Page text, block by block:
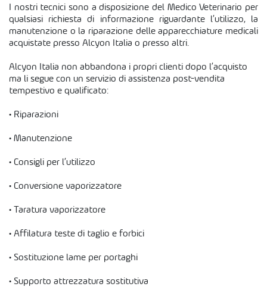
EQUINI
ESOTICI
ACCESSORI
CARTOLERIA E IGIENE
PET-FOOD
FARMACI - PARAFARMACI
IN EVIDENZA HP
I nostri tecnici sono a disposizione del Medico Veterinario per
qualsiasi richiesta di informazione riguardante l’utilizzo, la
manutenzione o la riparazione delle apparecchiature medicali
acquistate presso Alcyon Italia o presso altri.
Alcyon Italia non abbandona i propri clienti dopo l’acquisto
ma li segue con un servizio di assistenza post-vendita
tempestivo e qualificato:
• Riparazioni
• Manutenzione
• Consigli per l’utilizzo
• Conversione vaporizzatore
• Taratura vaporizzatore
• Affilatura teste di taglio e forbici
• Sostituzione lame per portaghi
• Supporto attrezzatura sostitutiva